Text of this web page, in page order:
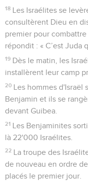
18 Les Israélites se
consultèrent Dieu en
premier pour
répondit : « C’est Juda
19 Dès le matin, les
installèrent leur camp
20 Les hommes d'Israël
Benjamin et ils se
devant Guibea.
21 Les Benjaminites
là 22'000 Israélites.
22 La troupe des
de nouveau en ordre
placés le premier jour.